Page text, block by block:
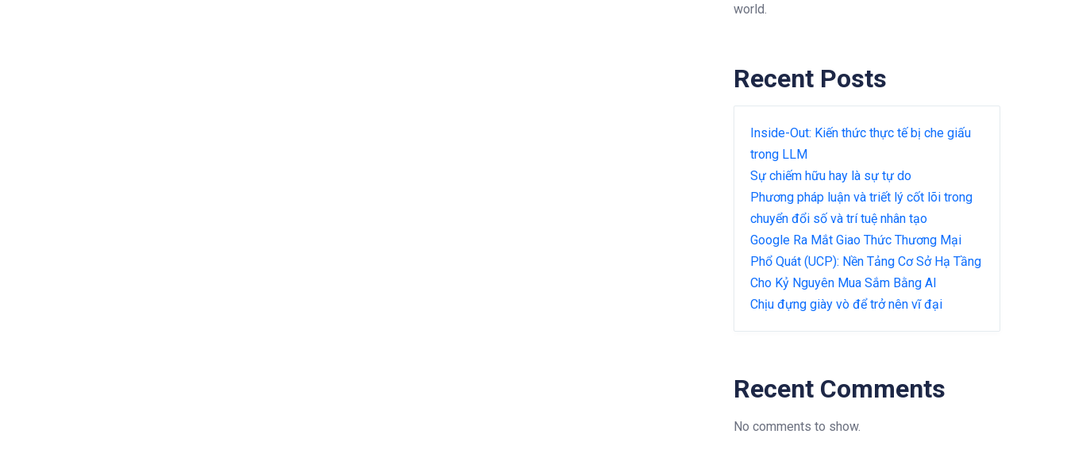
world.
Recent Posts
Inside-Out: Kiến thức thực tế bị che giấu
trong LLM
Sự chiếm hữu hay là sự tự do
Phương pháp luận và triết lý cốt lõi trong
chuyển đổi số và trí tuệ nhân tạo
Google Ra Mắt Giao Thức Thương Mại
Phổ Quát (UCP): Nền Tảng Cơ Sở Hạ Tầng
Cho Kỷ Nguyên Mua Sắm Bằng AI
Chịu đựng giày vò để trở nên vĩ đại
Recent Comments
No comments to show.